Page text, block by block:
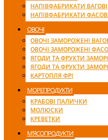
НАПІВФАБРИКАТИ ВАГОВІ
НАПІВФАБРИКАТИ
ОВОЧІ
ОВОЧІ ЗАМОРОЖЕНІ
ОВОЧІ ЗАМОРОЖЕНІ
ЯГОДИ ТА ФРУКТИ
ЯГОДИ ТА ФРУКТИ
КАРТОПЛЯ ФРІ
МОРЕПРОДУКТИ
КРАБОВІ ПАЛИЧКИ
МОЛЮСКИ
КРЕВЕТКИ
М’ЯСОПРОДУКТИ